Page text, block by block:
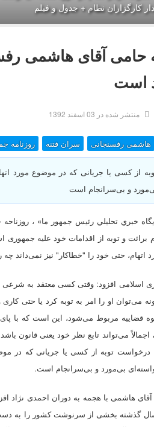
کارگزاران نظام + جدول و فیلم
حامی آقای هاشمی
است
منتشر شده در 03 اسفند 1392
هاشمی رفسنجانی سران فتنه روزنامه
از کسی یا جریانی که در موضوع مورد
و بی‌سرانجام است
خبري تحليلي رئيس جمهور ما» ،
برائت و توبه از اقدامات خود علیه
اتهام، حتی خود را "خطاکار" نیز نمی‌داند
اسلامی افزود: وقتی کسی معتقد به
می‌توان او را امر به توبه کرد یا حتی
قضاییه مربوط می‌شود، این است که با
اجمالاً می‌تواند تابع نظر خود یعنی قانون
درخواست توبه از کسی یا جریانی که در
بی‌مورد و بی‌سرانجام است.
هاشمی با هجمه به دوران احمدی نژاد
گذشته بخشی از سرنوشت کشور را به دست